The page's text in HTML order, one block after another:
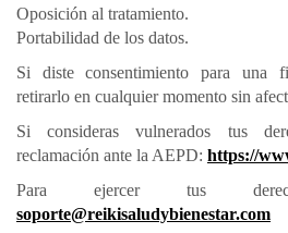
Oposición al tratamiento.
Portabilidad de los datos.
Si diste consentimiento para una
retirarlo en cualquier momento sin
Si consideras vulnerados tus
reclamación ante la AEPD: https://
Para ejercer tus
soporte@reikisaludybienestar.com